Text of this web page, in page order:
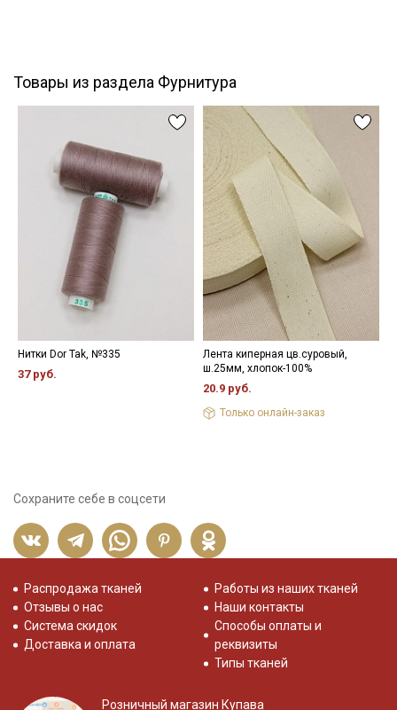
Товары из раздела Фурнитура
Нитки Dor Tak, №335
37 руб.
Лента киперная цв.суровый,
ш.25мм, хлопок-100%
20.9 руб.
Только онлайн-заказ
Сохраните себе в соцсети
Распродажа тканей
Отзывы о нас
Система скидок
Доставка и оплата
Работы из наших тканей
Наши контакты
Способы оплаты и
реквизиты
Типы тканей
Розничный магазин Купава
информационных рассылок